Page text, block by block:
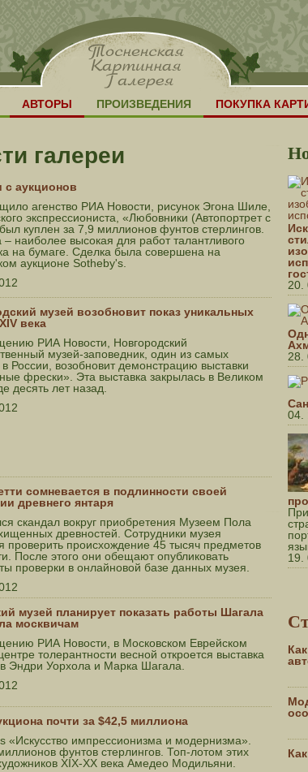
АВТОРЫ ПРОИЗВЕДЕНИЯ ПОКУПКА
галереи
с аукционов
агенство РИА Новости, рисунок Эгона Шиле,
экспрессиониста, «Любовники (Автопортрет с
куплен за 7,9 миллионов фунтов стерлингов.
– наиболее высокая для работ талантливого
на бумаге. Сделка была совершена на
аукционе Sotheby's.
музей возобновит показ уникальных
века
РИА Новости, Новгородский
музей-заповедник, один из самых
России, возобновит демонстрацию выставки
фрески». Эта выставка закрылась в Великом
десять лет назад.
сомневается в подлинности своей
древнего янтаря
скандал вокруг приобретения Музеем Пола
древностей. Сотрудники музея
проверить происхождение 45 тысяч предметов
После этого они обещают опубликовать
проверки в онлайновой базе данных музея.
музей планирует показать работы Шагала
москвичам
РИА Новости, в Московском Еврейском
толерантности весной откроется выставка
Эндри Уорхола и Марка Шагала.
почти за $42,5 миллиона
импрессионизма и модернизма».
фунтов стерлингов. Топ-лотом этих
XIX-XX века Амедео Модильяни.
20.
28.
04.
19.